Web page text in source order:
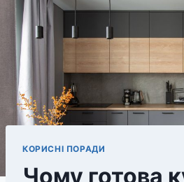
КОРИСНІ ПОРАДИ
Чому готова